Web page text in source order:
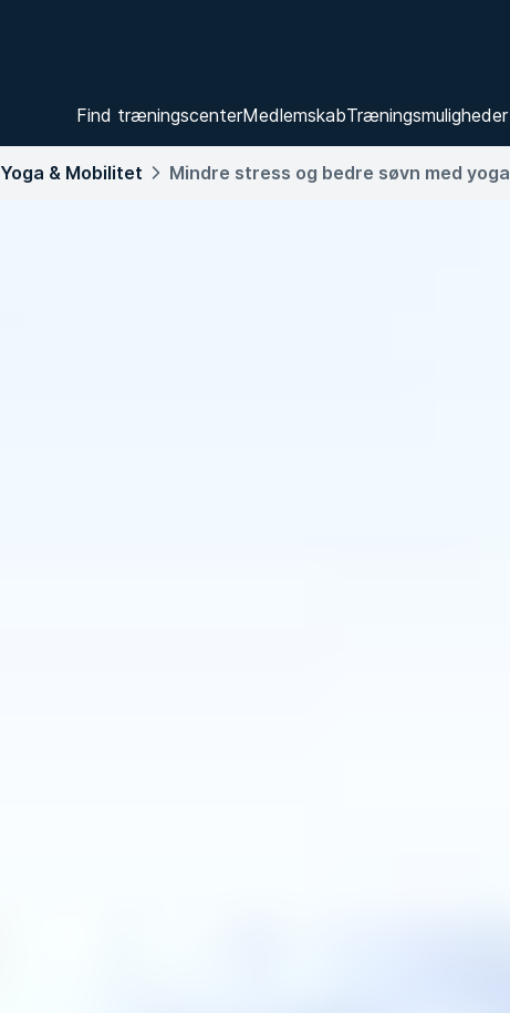
Find træningscenterMedlemskabTræningsmuligheder
Yoga & Mobilitet Mindre stress og bedre søvn med yoga